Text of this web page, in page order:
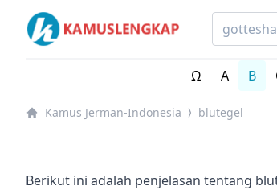
Kamus Lengkap Jerman-Indonesia -
Ω A B
Kamus Jerman-Indonesia ⟩ blutegel
Berikut ini adalah penjelasan tentang